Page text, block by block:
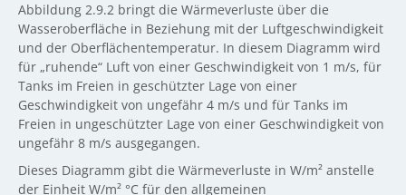
Abbildung 2.9.2 bringt die Wärmeverluste über die
Wasseroberfläche in Beziehung mit der Luftgeschwindigkeit
und der Oberflächentemperatur. In diesem Diagramm wird
für „ruhende“ Luft von einer Geschwindigkeit von 1 m/s, für
Tanks im Freien in geschützter Lage von einer
Geschwindigkeit von ungefähr 4 m/s und für Tanks im
Freien in ungeschützter Lage von einer Geschwindigkeit von
ungefähr 8 m/s ausgegangen.
Dieses Diagramm gibt die Wärmeverluste in W/m² anstelle
der Einheit W/m² °C für den allgemeinen